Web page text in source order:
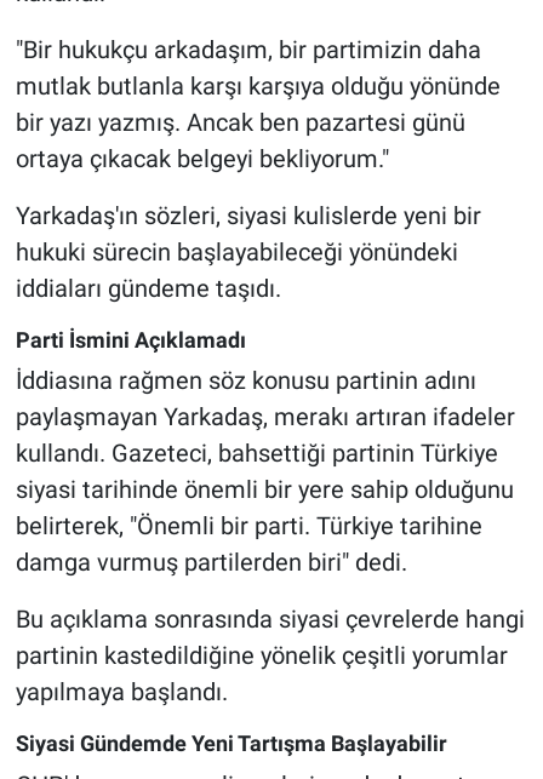
"Bir hukukçu arkadaşım, bir partimizin daha
mutlak butlanla karşı karşıya olduğu yönünde
bir yazı yazmış. Ancak ben pazartesi günü
ortaya çıkacak belgeyi bekliyorum."
Yarkadaş'ın sözleri, siyasi kulislerde yeni bir
hukuki sürecin başlayabileceği yönündeki
iddiaları gündeme taşıdı.
Parti İsmini Açıklamadı
İddiasına rağmen söz konusu partinin adını
paylaşmayan Yarkadaş, merakı artıran ifadeler
kullandı. Gazeteci, bahsettiği partinin Türkiye
siyasi tarihinde önemli bir yere sahip olduğunu
belirterek, "Önemli bir parti. Türkiye tarihine
damga vurmuş partilerden biri" dedi.
Bu açıklama sonrasında siyasi çevrelerde hangi
partinin kastedildiğine yönelik çeşitli yorumlar
yapılmaya başlandı.
Siyasi Gündemde Yeni Tartışma Başlayabilir